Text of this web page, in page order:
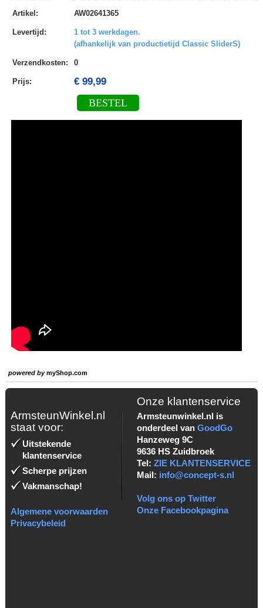
Artikel : AW02641365
Levertijd :
1 tot 3 werkdagen.
(afhankelijk van productietijd Classic SliderS)
Verzendkosten: 0
Prijs: € 99,99
BESTEL
powered bymyShop.com
ArmsteunWinkel.nl
staat voor:
Uitstekende
klantenservice
Scherpe prijzen
Vakmanschap!
Algemene voorwaarden
Privacybeleid
Onze klantenservice
Armsteunwinkel.nl is
onderdeel van GoodGo
Hanzeweg 9C
9636 HS Zuidbroek
Tel: ZIE KLANTENSERVICE
Mail: info@concept-s.nl
Volg ons op Twitter
Onze Facebookpagina